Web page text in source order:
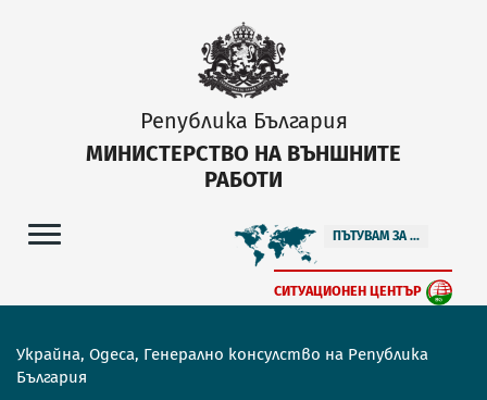
Република България
МИНИСТЕРСТВО НА ВЪНШНИТЕ
РАБОТИ
ПЪТУВАМ ЗА ...
СИТУАЦИОНЕН ЦЕНТЪР
Украйна, Одеса, Генерално консулство на Република
България